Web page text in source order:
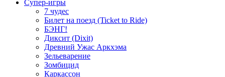
Супер-игры
7 чудес
Билет на поезд (Ticket to Ride)
БЭНГ!
Диксит (Dixit)
Древний Ужас Аркхэма
Зельеварение
Зомбицид
Каркассон